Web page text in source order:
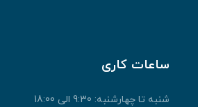
ساعات کاری
شنبه تا چهارشنبه: 9:30 الی 18:00